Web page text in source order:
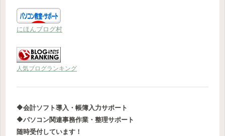
にほんブログ村
人気ブログランキング
🔶会計ソフト導入・帳簿入力サポート
🔶パソコン関連事務作業・整理サポート
随時受付しています！